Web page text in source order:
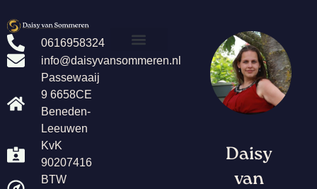
0616958324
info@daisyvansommeren.nl
Passewaaij
9 6658CE
Beneden-
Leeuwen
KvK
90207416
BTW
Daisy
van